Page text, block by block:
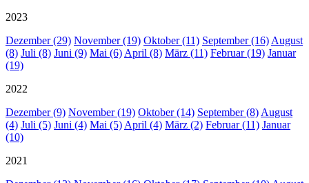
2023
Dezember (29) November (19) Oktober (11) September (16) August
(8) Juli (8) Juni (9) Mai (6) April (8) März (11) Februar (19) Januar
(19)
2022
Dezember (9) November (19) Oktober (14) September (8) August
(4) Juli (5) Juni (4) Mai (5) April (4) März (2) Februar (11) Januar
(10)
2021